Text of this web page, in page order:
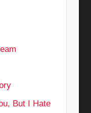
But I Hate